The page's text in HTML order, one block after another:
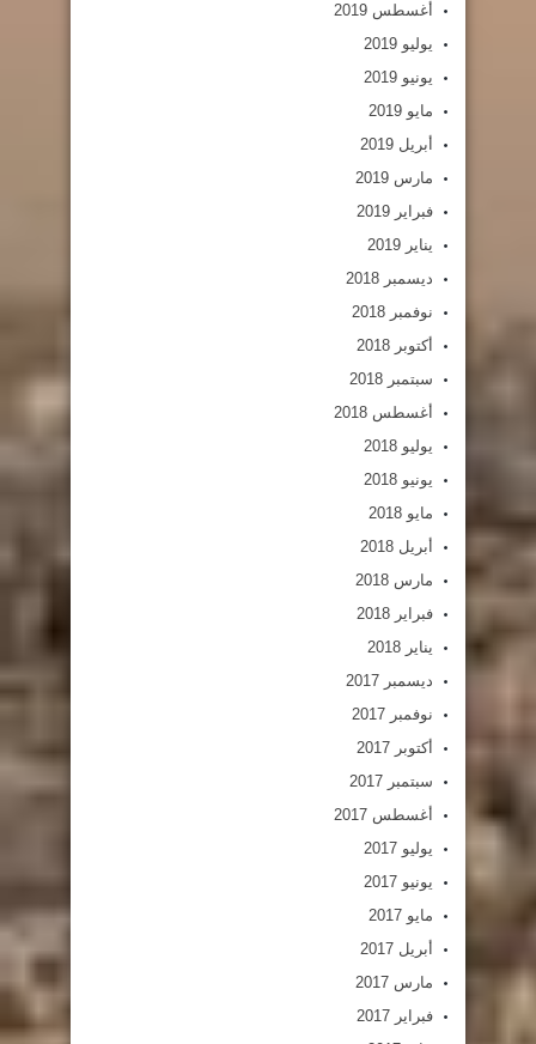
أغسطس 2019
يوليو 2019
يونيو 2019
مايو 2019
أبريل 2019
مارس 2019
فبراير 2019
يناير 2019
ديسمبر 2018
نوفمبر 2018
أكتوبر 2018
سبتمبر 2018
أغسطس 2018
يوليو 2018
يونيو 2018
مايو 2018
أبريل 2018
مارس 2018
فبراير 2018
يناير 2018
ديسمبر 2017
نوفمبر 2017
أكتوبر 2017
سبتمبر 2017
أغسطس 2017
يوليو 2017
يونيو 2017
مايو 2017
أبريل 2017
مارس 2017
فبراير 2017